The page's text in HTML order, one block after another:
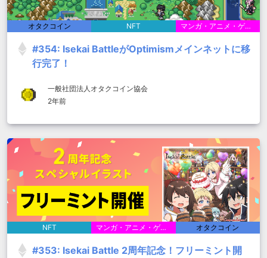
オタクコイン NFT マンガ・アニメ・ゲーム
#354: Isekai BattleがOptimismメインネットに移
行完了！
一般社団法人オタクコイン協会
2年前
NFT マンガ・アニメ・ゲーム オタクコイン
#353: Isekai Battle 2周年記念！フリーミント開